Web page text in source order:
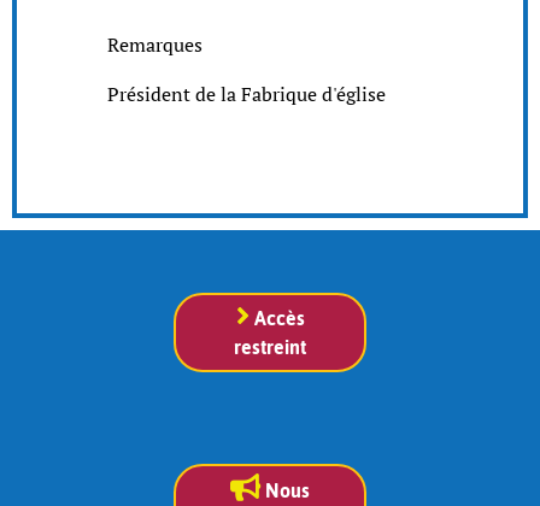
Remarques
Président de la Fabrique d'église
Accès
restreint
Nous